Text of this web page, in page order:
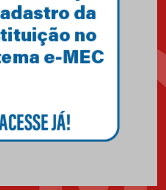
Como o Colégio Mackenzie
Brasília prepara seus
estudantes para o PAS antes
mesmo do Ensino Médio
04.08.2026